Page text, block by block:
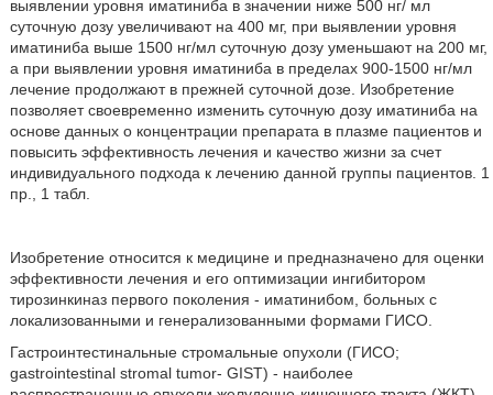
выявлении уровня иматиниба в значении ниже 500 нг/ мл
суточную дозу увеличивают на 400 мг, при выявлении уровня
иматиниба выше 1500 нг/мл суточную дозу уменьшают на 200 мг,
а при выявлении уровня иматиниба в пределах 900-1500 нг/мл
лечение продолжают в прежней суточной дозе. Изобретение
позволяет своевременно изменить суточную дозу иматиниба на
основе данных о концентрации препарата в плазме пациентов и
повысить эффективность лечения и качество жизни за счет
индивидуального подхода к лечению данной группы пациентов. 1
пр., 1 табл.
Изобретение относится к медицине и предназначено для оценки
эффективности лечения и его оптимизации ингибитором
тирозинкиназ первого поколения - иматинибом, больных с
локализованными и генерализованными формами ГИСО.
Гастроинтестинальные стромальные опухоли (ГИСО;
gastrointestinal stromal tumor- GIST) - наиболее